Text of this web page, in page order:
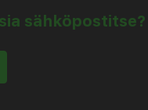
sähköpostitse?